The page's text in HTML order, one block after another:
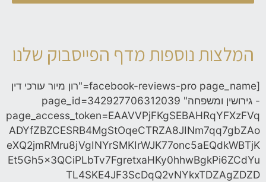
המלצות נוספות מדף הפייסבוק שלנו
[facebook-reviews-pro page_name="רון מיור עורכי דין
- גירושין ומשפחה" page_id=342927706312039
page_access_token=EAAVVPjFKgSEBAHRqYFXzFVq
ADYfZBZCESRB4MgStOqeCTRZA8JINm7qq7gbZAo
eXQ2jmRMru8jVgINYrSMKIrWJK77onc5aEQdkWBTjK
Et5Gh5x3QCiPLbTv7FgretxaHKy0hhwBgkPi6ZCdYu
TL4SKE4JF3ScDqQ2vNYkxTDZAgZDZD